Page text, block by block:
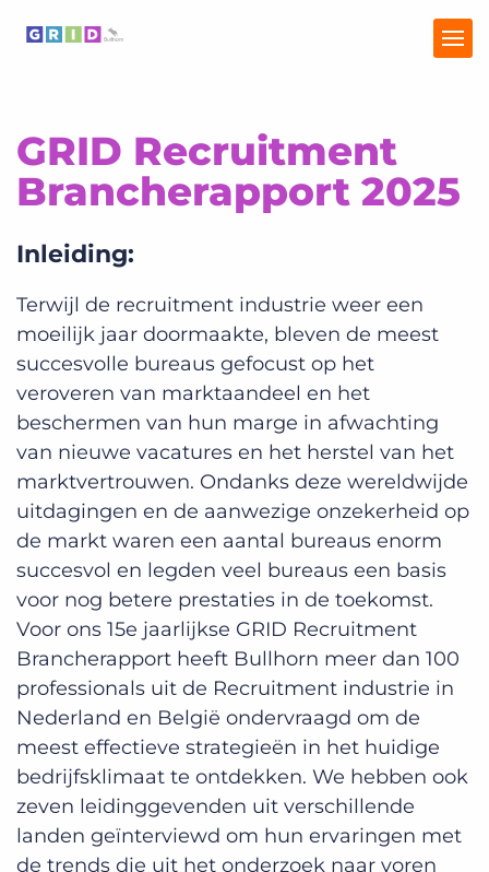
GRID
Recruitment Trends
Talent Trends Report
GRID Recruitment
Brancherapport 2025
Inleiding:
Terwijl de recruitment industrie weer een
moeilijk jaar doormaakte, bleven de meest
succesvolle bureaus gefocust op het
veroveren van marktaandeel en het
beschermen van hun marge in afwachting
van nieuwe vacatures en het herstel van het
marktvertrouwen. Ondanks deze wereldwijde
uitdagingen en de aanwezige onzekerheid op
de markt waren een aantal bureaus enorm
succesvol en legden veel bureaus een basis
voor nog betere prestaties in de toekomst.
Voor ons 15e jaarlijkse GRID Recruitment
Brancherapport heeft Bullhorn meer dan 100
professionals uit de Recruitment industrie in
Nederland en België ondervraagd om de
meest effectieve strategieën in het huidige
bedrijfsklimaat te ontdekken. We hebben ook
zeven leidinggevenden uit verschillende
landen geïnterviewd om hun ervaringen met
de trends die uit het onderzoek naar voren